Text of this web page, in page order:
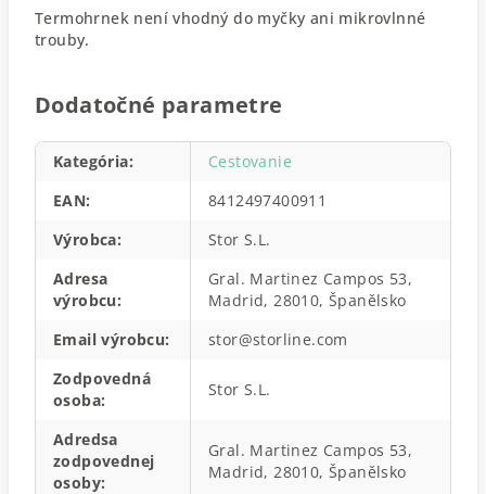
Termohrnek není vhodný do myčky ani mikrovlnné
trouby.
Dodatočné parametre
Kategória:
Cestovanie
EAN:
8412497400911
Výrobca:
Stor S.L.
Adresa
výrobcu:
Gral. Martinez Campos 53,
Madrid, 28010, Španělsko
Email výrobcu:
stor@storline.com
Zodpovedná
osoba:
Stor S.L.
Adredsa
zodpovednej
osoby:
Gral. Martinez Campos 53,
Madrid, 28010, Španělsko